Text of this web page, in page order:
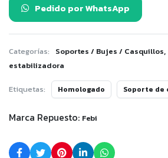
Pedido por WhatsApp
Categorías: Soportes / Bujes / Casquillos,
estabilizadora
Etiquetas: Homologado Soporte
Marca Repuesto: Febi